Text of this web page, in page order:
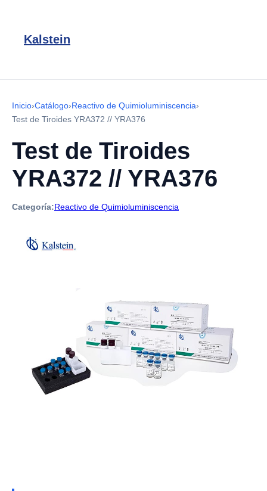
Kalstein
Inicio›Catálogo›Reactivo de Quimioluminiscencia›
Test de Tiroides YRA372 // YRA376
Test de Tiroides
YRA372 // YRA376
Categoría:Reactivo de Quimioluminiscencia